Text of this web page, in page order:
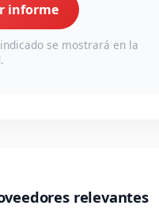
informe
se mostrará en la
relevantes